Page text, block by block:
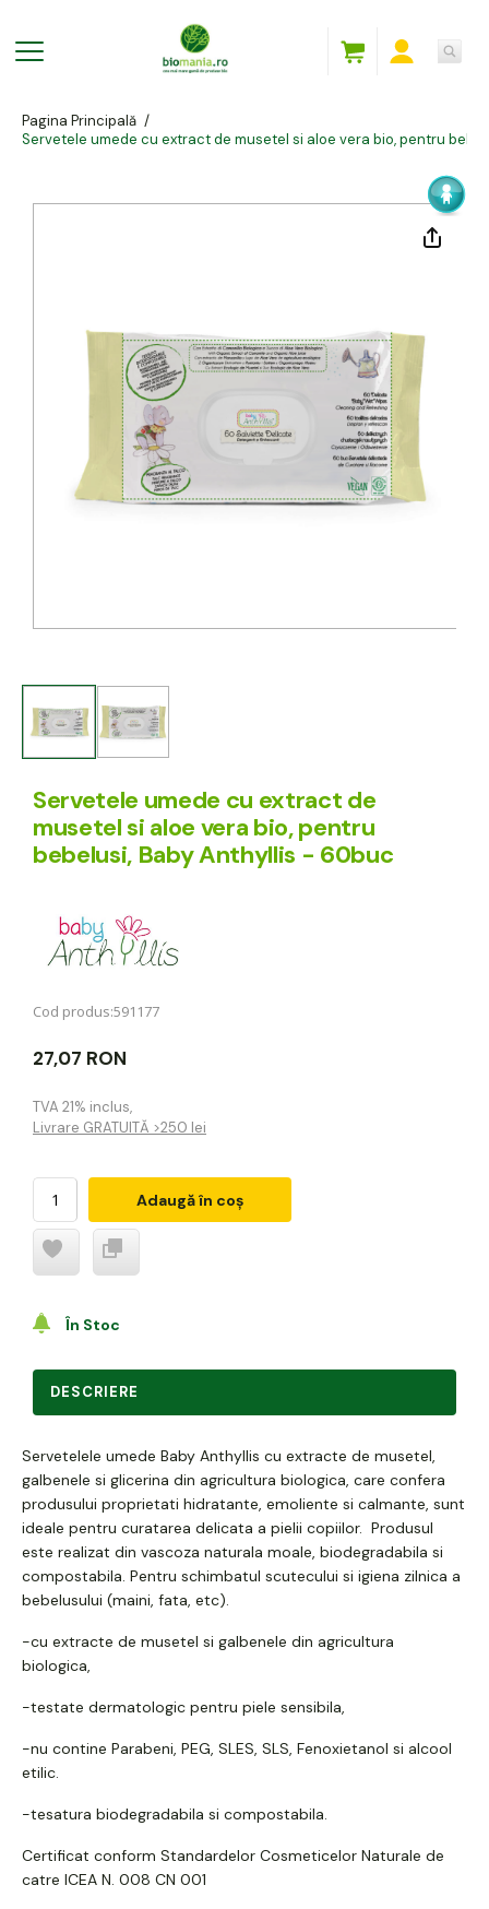
Pagina Principală /
Servetele umede cu extract de musetel si aloe vera bio, pentru
Servetele umede cu extract de
musetel si aloe vera bio, pentru
bebelusi, Baby Anthyllis - 60buc
Cod produs:591177
27,07 RON
TVA 21% inclus,
Livrare GRATUITĂ >250 lei
Adaugă în coș
În Stoc
DESCRIERE
Servetelele umede Baby Anthyllis cu extracte de musetel,
galbenele si glicerina din agricultura biologica, care confera
produsului proprietati hidratante, emoliente si calmante, sunt
ideale pentru curatarea delicata a pielii copiilor. Produsul
este realizat din vascoza naturala moale, biodegradabila si
compostabila. Pentru schimbatul scutecului si igiena zilnica a
bebelusului (maini, fata, etc).
-cu extracte de musetel si galbenele din agricultura
biologica,
-testate dermatologic pentru piele sensibila,
-nu contine Parabeni, PEG, SLES, SLS, Fenoxietanol si alcool
etilic.
-tesatura biodegradabila si compostabila.
Certificat conform Standardelor Cosmeticelor Naturale de
catre ICEA N. 008 CN 001